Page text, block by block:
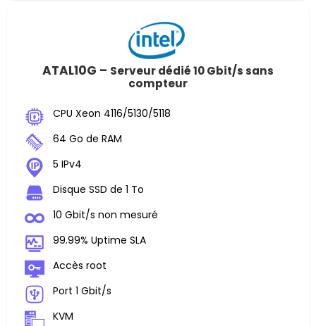
ATAL10G – Serveur dédié 10 Gbit/s sans
compteur
CPU Xeon 4116/5130/5118
64 Go de RAM
5 IPv4
Disque SSD de 1 To
10 Gbit/s non mesuré
99.99% Uptime SLA
Accès root
Port 1 Gbit/s
KVM